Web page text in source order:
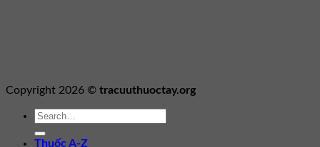
Copyright 2026 © tracuuthuoctay.org
Thuốc A-Z